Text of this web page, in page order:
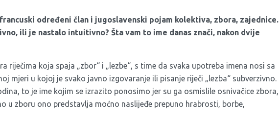
određeni član i jugoslavenski pojam kolektiva, zbora, zajednice.
ili je nastalo intuitivno? Šta vam to ime danas znači, nakon dvije
riječima koja spaja „zbor“ i „lezbe“, s time da svaka upotreba imena nosi sa
mjeri u kojoj je svako javno izgovaranje ili pisanje riječi „lezba“ subverzivno.
to je ime kojim se izrazito ponosimo jer su ga osmislile osnivačice zbora,
u zboru ono predstavlja moćno naslijeđe prepuno hrabrosti, borbe,